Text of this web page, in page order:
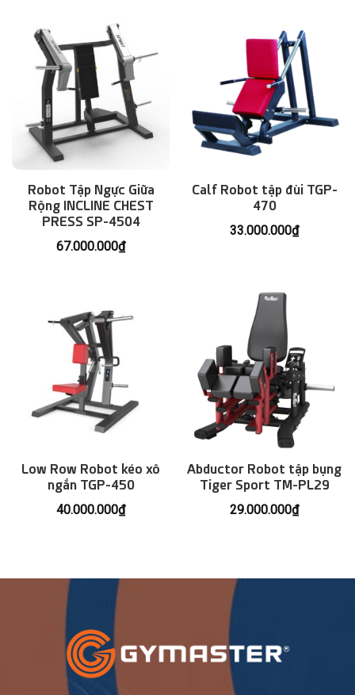
Robot Tập Ngực Giữa
Rộng INCLINE CHEST
PRESS SP-4504
67.000.000₫
Calf Robot tập đùi TGP-
470
33.000.000₫
Low Row Robot kéo xô
ngắn TGP-450
40.000.000₫
Abductor Robot tập bụng
Tiger Sport TM-PL29
29.000.000₫